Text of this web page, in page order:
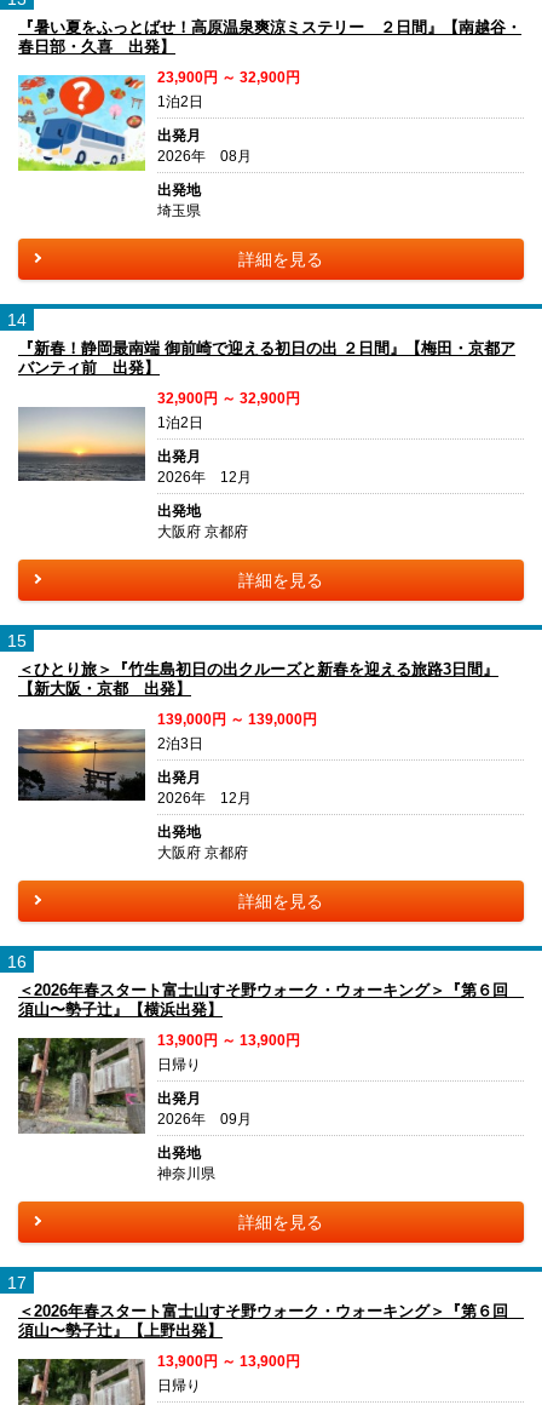
『暑い夏をふっとばせ！高原温泉爽涼ミステリー ２日間』【南越谷・
春日部・久喜 出発】
23,900円 ～ 32,900円
1泊2日
出発月
2026年 08月
出発地
埼玉県
詳細を見る
14
『新春！静岡最南端 御前崎で迎える初日の出 ２日間』【梅田・京都ア
バンティ前 出発】
32,900円 ～ 32,900円
1泊2日
出発月
2026年 12月
出発地
大阪府 京都府
詳細を見る
15
＜ひとり旅＞『竹生島初日の出クルーズと新春を迎える旅路3日間』
【新大阪・京都 出発】
139,000円 ～ 139,000円
2泊3日
出発月
2026年 12月
出発地
大阪府 京都府
詳細を見る
16
＜2026年春スタート富士山すそ野ウォーク・ウォーキング＞『第６回
須山〜勢子辻』【横浜出発】
13,900円 ～ 13,900円
日帰り
出発月
2026年 09月
出発地
神奈川県
詳細を見る
17
＜2026年春スタート富士山すそ野ウォーク・ウォーキング＞『第６回
須山〜勢子辻』【上野出発】
13,900円 ～ 13,900円
日帰り